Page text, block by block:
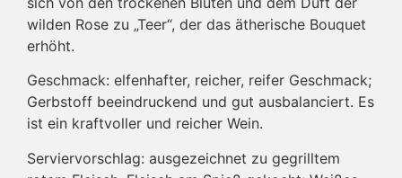
wilden Rose zu „Teer“, der das ätherische Bouquet
erhöht.
Geschmack: elfenhafter, reicher, reifer Geschmack;
Gerbstoff beeindruckend und gut ausbalanciert. Es
ist ein kraftvoller und reicher Wein.
Serviervorschlag: ausgezeichnet zu gegrilltem